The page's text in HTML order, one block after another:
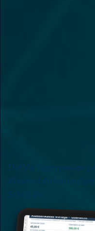
Die Vorlagen passen
Klassenfahrten und
Schuljahr.